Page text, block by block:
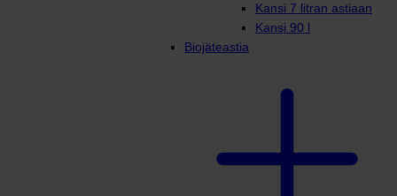
Kansi 7 litran astiaan
Kansi 90 l
Biojäteastia